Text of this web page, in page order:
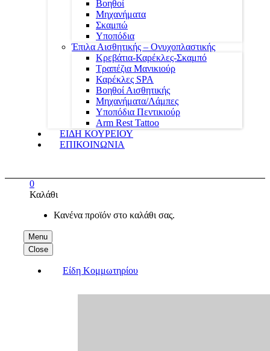
Βοηθοί
Μηχανήματα
Σκαμπώ
Υποπόδια
Έπιλα Αισθητικής – Ονυχοπλαστικής
Κρεβάτια-Καρέκλες-Σκαμπό
Τραπέζια Μανικιούρ
Καρέκλες SPA
Βοηθοί Αισθητικής
Μηχανήματα/Λάμπες
Υποπόδια Πεντικιούρ
Arm Rest Tattoo
ΕΙΔΗ ΚΟΥΡΕΙΟΥ
ΕΠΙΚΟΙΝΩΝΙΑ
Menu
Close
Είδη Κομμωτηρίου
0
Καλάθι
Κανένα προϊόν στο καλάθι σας.